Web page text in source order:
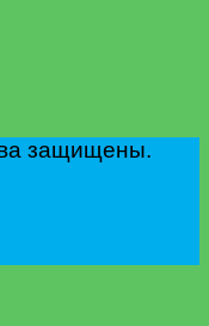
защищены.